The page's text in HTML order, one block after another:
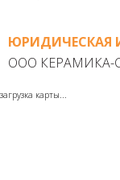
ЮРИДИЧЕСКАЯ
ООО КЕРАМИКА-
загрузка карты...